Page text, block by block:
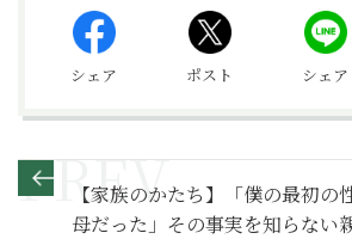
シェア ポスト シェア
【家族のかたち】「僕の最初の
母だった」その事実を知らない